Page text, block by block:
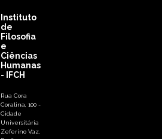
Instituto
de
Filosofia
e
Ciências
Humanas
- IFCH
Rua Cora
Coralina, 100 -
Cidade
Universitária
Zeferino Vaz,